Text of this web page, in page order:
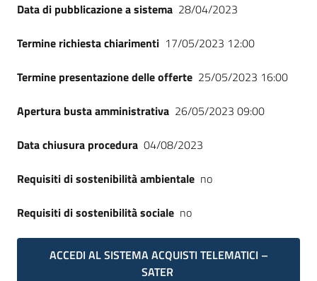
Data di pubblicazione a sistema 28/04/2023
Termine richiesta chiarimenti 17/05/2023 12:00
Termine presentazione delle offerte 25/05/2023 16:00
Apertura busta amministrativa 26/05/2023 09:00
Data chiusura procedura 04/08/2023
Requisiti di sostenibilità ambientale no
Requisiti di sostenibilità sociale no
ACCEDI AL SISTEMA ACQUISTI TELEMATICI –
SATER